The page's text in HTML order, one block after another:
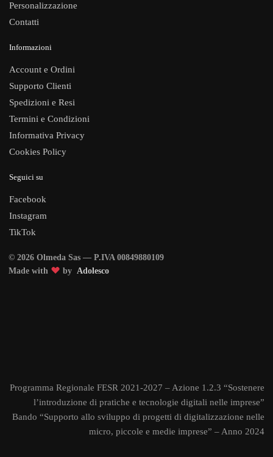
Personalizzazione
Contatti
Informazioni
Account e Ordini
Supporto Clienti
Spedizioni e Resi
Termini e Condizioni
Informativa Privacy
Cookies Policy
Seguici su
Facebook
Instagram
TikTok
© 2026 Olmeda Sas — P.IVA 00849880109
Made with
by Adolesco
Programma Regionale FESR 2021-2027 – Azione 1.2.3 “Sostenere
l’introduzione di pratiche e tecnologie digitali nelle imprese”
Bando “Supporto allo sviluppo di progetti di digitalizzazione nelle
micro, piccole e medie imprese” – Anno 2024